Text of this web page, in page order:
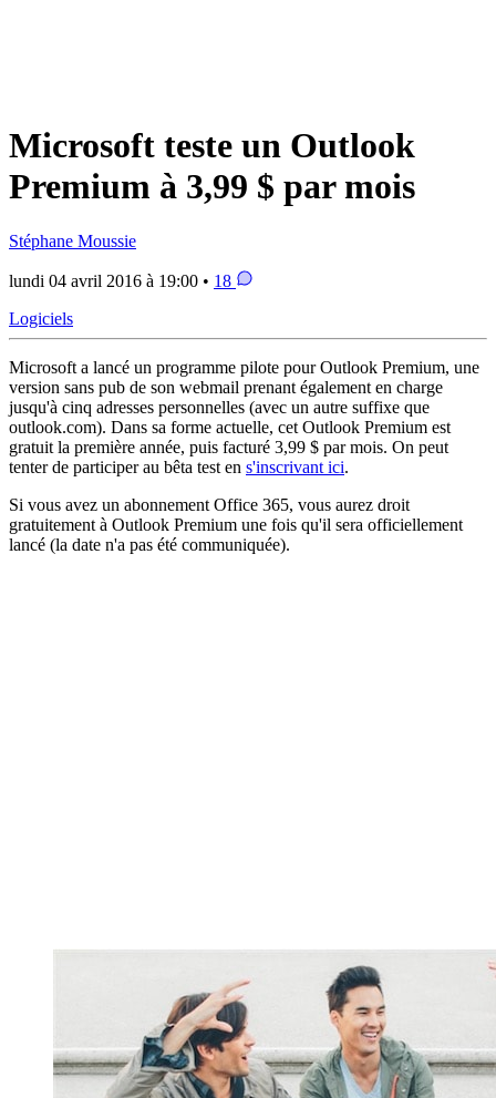
Microsoft teste un Outlook
Premium à 3,99 $ par mois
Stéphane Moussie
lundi 04 avril 2016 à 19:00 • 18
Logiciels
Microsoft a lancé un programme pilote pour Outlook Premium, une
version sans pub de son webmail prenant également en charge
jusqu'à cinq adresses personnelles (avec un autre suffixe que
outlook.com). Dans sa forme actuelle, cet Outlook Premium est
gratuit la première année, puis facturé 3,99 $ par mois. On peut
tenter de participer au bêta test en s'inscrivant ici.
Si vous avez un abonnement Office 365, vous aurez droit
gratuitement à Outlook Premium une fois qu'il sera officiellement
lancé (la date n'a pas été communiquée).